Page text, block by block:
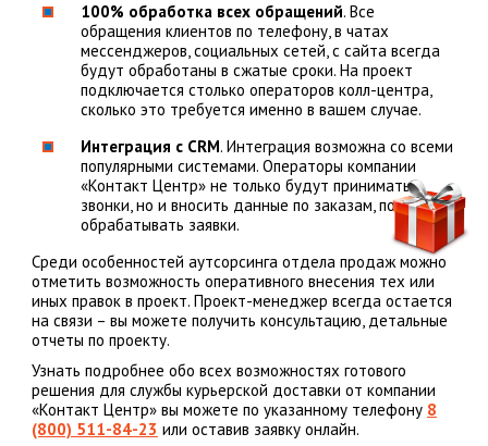
100% обработка всех обращений. Все
обращения клиентов по телефону, в чатах
мессенджеров, социальных сетей, с сайта всегда
будут обработаны в сжатые сроки. На проект
подключается столько операторов колл-центра,
сколько это требуется именно в вашем случае.
Интеграция с CRM. Интеграция возможна со всеми
популярными системами. Операторы компании
«Контакт Центр» не только будут принимать
звонки, но и вносить данные по заказам, полностью
обрабатывать заявки.
Среди особенностей аутсорсинга отдела продаж можно
отметить возможность оперативного внесения тех или
иных правок в проект. Проект-менеджер всегда остается
на связи – вы можете получить консультацию, детальные
отчеты по проекту.
Узнать подробнее обо всех возможностях готового
решения для службы курьерской доставки от компании
«Контакт Центр» вы можете по указанному телефону 8
(800) 511-84-23 или оставив заявку онлайн.